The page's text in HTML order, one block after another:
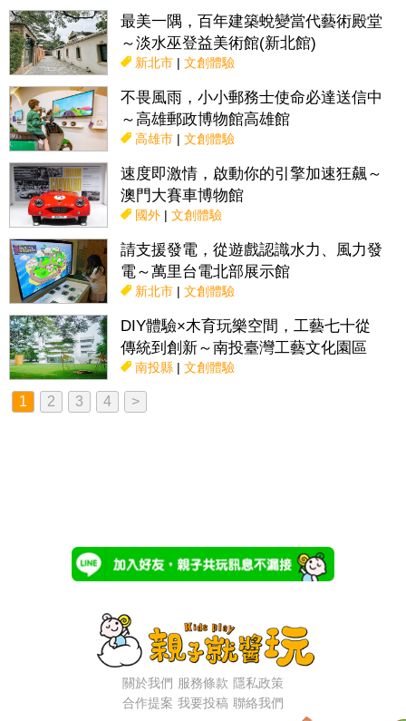
最美一隅，百年建築蛻變當代藝術殿堂
～淡水巫登益美術館(新北館)
新北市| 文創體驗
不畏風雨，小小郵務士使命必達送信中
～高雄郵政博物館高雄館
高雄市| 文創體驗
速度即激情，啟動你的引擎加速狂飆～
澳門大賽車博物館
國外| 文創體驗
請支援發電，從遊戲認識水力、風力發
電～萬里台電北部展示館
新北市| 文創體驗
DIY體驗×木育玩樂空間，工藝七十從
傳統到創新～南投臺灣工藝文化園區
南投縣| 文創體驗
1 2 3 4 >
關於我們 服務條款 隱私政策
合作提案 我要投稿 聯絡我們